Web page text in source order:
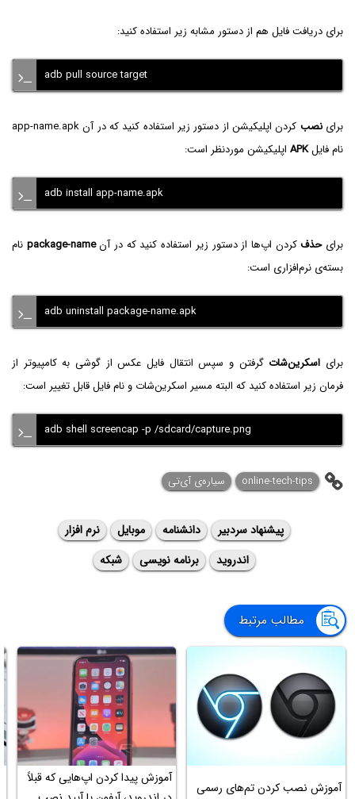
برای دریافت فایل هم از دستور مشابه زیر استفاده کنید:
adb pull source target
براینصب
کردن اپلیکیشن از دستور زیر استفاده کنید که در آن app-name.apk
نام فایلAPK اپلیکیشن موردنظر است:
adb install app-name.apk
برایحذفکردن اپ‌ها از دستور زیر استفاده کنید که در آنpackage-name نام
بسته‌ی نرم‌افزاری است:
adb uninstall package-name.apk
برای اسکرین‌شات گرفتن و سپس انتقال فایل عکس از گوشی به کامپیوتر از
فرمان زیر استفاده کنید که البته مسیر اسکرین‌شات و نام فایل قابل تغییر است:
adb shell screencap -p /sdcard/capture.png
online-tech-tips سیاره‌ی ‌آی‌تی
پیشنهاد سردبیر دانشنامه موبایل
نرم افزار
اندروید
برنامه نویسی شبکه
مطالب مرتبط
آموزش نصب کردن تم‌های رسمی
آموزش پیدا کردن اپ‌هایی که قبلاً